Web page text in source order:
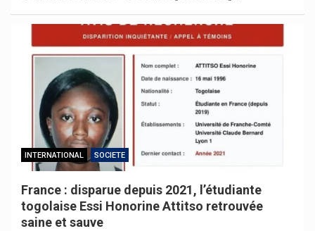
INTERNATIONAL SOCIETE
France : disparue depuis 2021, l’étudiante
togolaise Essi Honorine Attitso retrouvée
saine et sauve